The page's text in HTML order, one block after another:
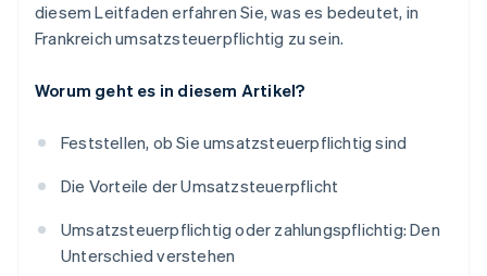
diesem Leitfaden erfahren Sie, was es bedeutet, in
Frankreich umsatzsteuerpflichtig zu sein.
Worum geht es in diesem Artikel?
Feststellen, ob Sie umsatzsteuerpflichtig sind
Die Vorteile der Umsatzsteuerpflicht
Umsatzsteuerpflichtig oder zahlungspflichtig: Den
Unterschied verstehen